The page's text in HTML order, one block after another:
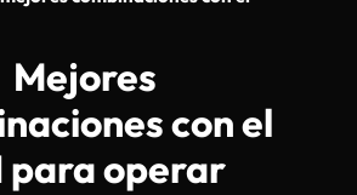
Mejores
con el
para operar